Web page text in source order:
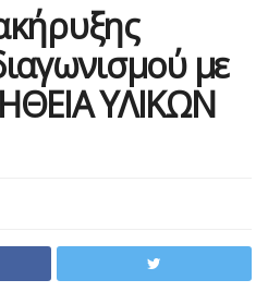
με
ΥΛΙΚΩΝ